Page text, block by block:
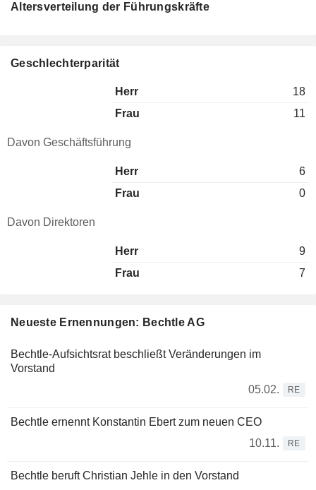
Neueste Ernennungen: Bechtle AG
Bechtle-Aufsichtsrat beschließt Veränderungen im
Vorstand
05.02.
RE
Bechtle ernennt Konstantin Ebert zum neuen CEO
10.11.
RE
Bechtle beruft Christian Jehle in den Vorstand
Altersverteilung der Führungskräfte
Geschlechterparität
Herr
18
Frau
11
Davon Geschäftsführung
Herr
6
Frau
0
Davon Direktoren
Herr
9
Frau
7